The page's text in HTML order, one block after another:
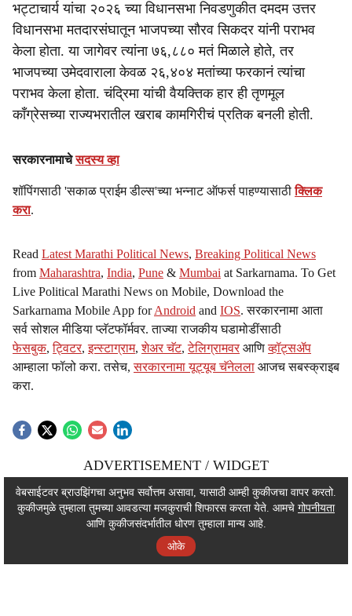
भट्टाचार्य यांचा २०२६ च्या विधानसभा निवडणुकीत दमदम उत्तर
विधानसभा मतदारसंघातून भाजपच्या सौरव सिकदर यांनी पराभव
केला होता. या जागेवर त्यांना ७६,८८० मतं मिळाले होते, तर
भाजपच्या उमेदवाराला केवळ २६,४०४ मतांच्या फरकानं त्यांचा
पराभव केला होता. चंद्रिमा यांची वैयक्तिक हार ही तृणमूल
काँग्रेसच्या राज्यभरातील खराब कामगिरीचं प्रतिक बनली होती.
सरकारनामाचेसदस्य व्हा
शॉपिंगसाठी 'सकाळ प्राईम डील्स'च्या भन्नाट ऑफर्स पाहण्यासाठीक्लिक
करा.
Read Latest Marathi Political News, Breaking Political News
from Maharashtra, India, Pune & Mumbai at Sarkarnama. To Get
Live Political Marathi News on Mobile, Download the
Sarkarnama Mobile App forAndroid and IOS. सरकारनामा आता
सर्व सोशल मीडिया प्लॅटफॉर्मवर. ताज्या राजकीय घडामोडींसाठी
फेसबुक,ट्विटर,इन्स्टाग्राम,शेअर चॅट,टेलिग्रामवर आणिव्हॉट्सॲप
आम्हाला फॉलो करा. तसेच,सरकारनामा यूट्यूब चॅनेलला आजच सबस्क्राइब
करा.
ADVERTISEMENT / WIDGET
ADVERTISEMENT / WIDGET
ADVERTISEMENT / WIDGET
वेबसाईटवर ब्राउझिंगचा अनुभव सर्वोत्तम असावा, यासाठी आम्ही कुकीजचा वापर करतो.
कुकीजमुळे तुम्हाला तुमच्या आवडत्या मजकुराची शिफारस करता येते. आमचे गोपनीयता
आणि कुकीजसंदर्भातील धोरण तुम्हाला मान्य आहे.
ओके